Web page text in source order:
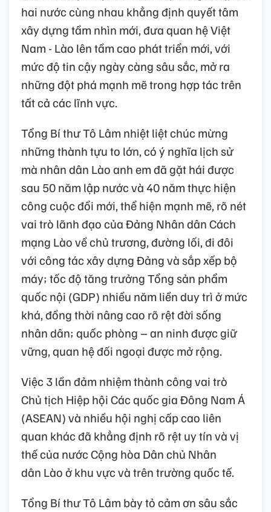
hai nước cùng nhau khẳng định quyết tâm
xây dựng tầm nhìn mới, đưa quan hệ Việt
Nam - Lào lên tầm cao phát triển mới, với
mức độ tin cậy ngày càng sâu sắc, mở ra
những đột phá mạnh mẽ trong hợp tác trên
tất cả các lĩnh vực.
Tổng Bí thư Tô Lâm nhiệt liệt chúc mừng
những thành tựu to lớn, có ý nghĩa lịch sử
mà nhân dân Lào anh em đã gặt hái được
sau 50 năm lập nước và 40 năm thực hiện
công cuộc đổi mới, thể hiện mạnh mẽ, rõ nét
vai trò lãnh đạo của Đảng Nhân dân Cách
mạng Lào về chủ trương, đường lối, đi đôi
với công tác xây dựng Đảng và sắp xếp bộ
máy; tốc độ tăng trưởng Tổng sản phẩm
quốc nội (GDP) nhiều năm liền duy trì ở mức
khá, đồng thời nâng cao rõ rệt đời sống
nhân dân; quốc phòng – an ninh được giữ
vững, quan hệ đối ngoại được mở rộng.
Việc 3 lần đảm nhiệm thành công vai trò
Chủ tịch Hiệp hội Các quốc gia Đông Nam Á
(ASEAN) và nhiều hội nghị cấp cao liên
quan khác đã khẳng định rõ rệt uy tín và vị
thế của nước Cộng hòa Dân chủ Nhân
dân Lào ở khu vực và trên trường quốc tế.
Tổng Bí thư Tô Lâm bày tỏ cảm ơn sâu sắc